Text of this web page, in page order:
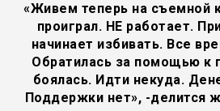
«Живем теперь на съемной
проиграл. НЕ работает.
начинает избивать. Все
Обратилась за помощью к
боялась. Идти некуда.
Поддержки нет», -делится